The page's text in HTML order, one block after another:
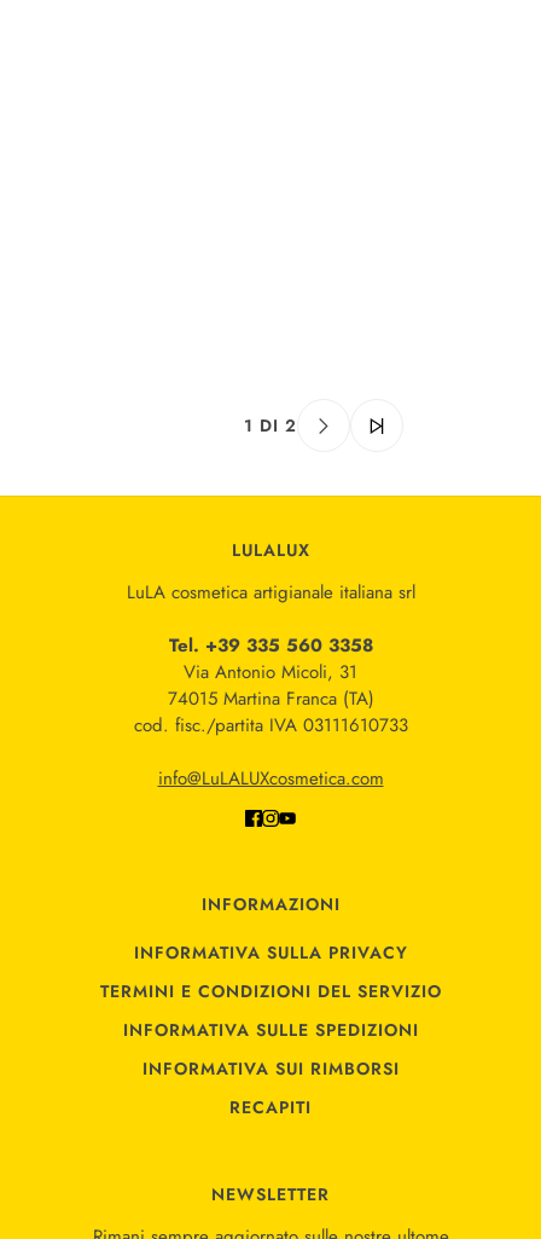
1 DI 2
LULALUX
LuLA cosmetica artigianale italiana srl
Tel. +39 335 560 3358
Via Antonio Micoli, 31
74015 Martina Franca (TA)
cod. fisc./partita IVA 03111610733
info@LuLALUXcosmetica.com
INFORMAZIONI
INFORMATIVA SULLA PRIVACY
TERMINI E CONDIZIONI DEL SERVIZIO
INFORMATIVA SULLE SPEDIZIONI
INFORMATIVA SUI RIMBORSI
RECAPITI
NEWSLETTER